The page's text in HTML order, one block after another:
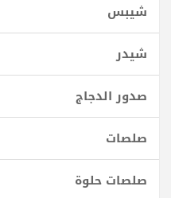
شيبس
شيدر
صدور الدجاج
صلصات
صلصات حلوة